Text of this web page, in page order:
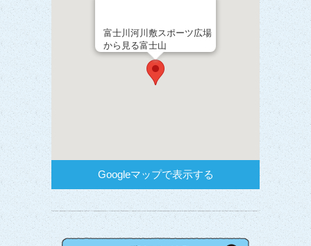
富士川河川敷スポーツ広場
から見る富士山
Googleマップで表示する